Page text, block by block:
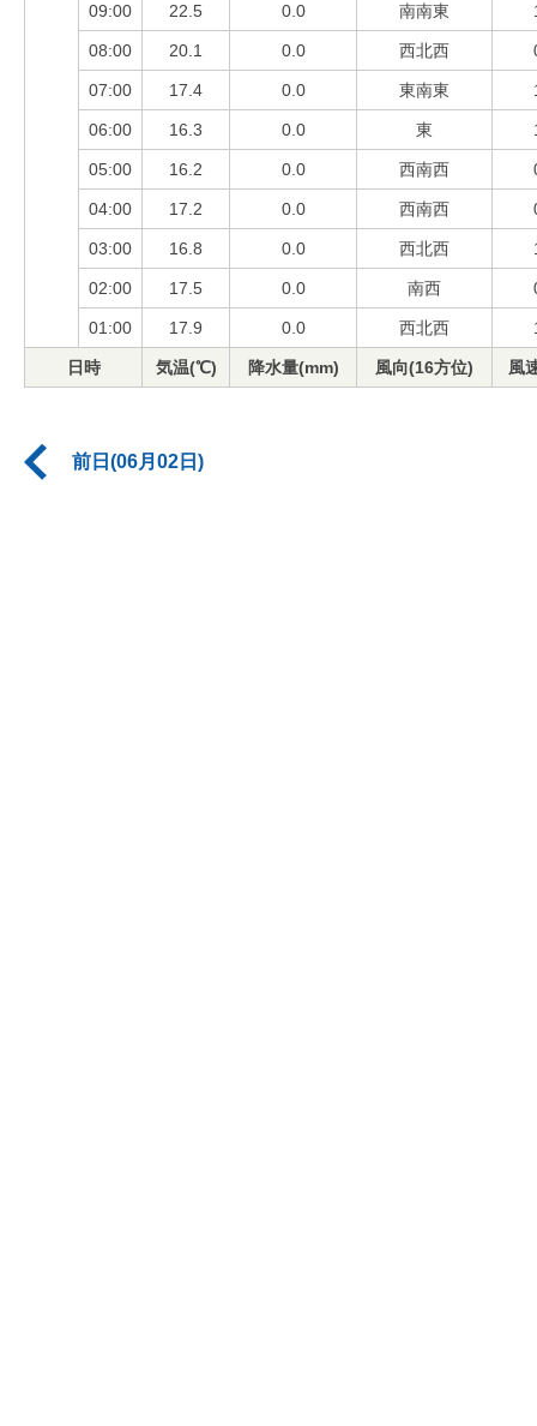
09:00 22.5 0.0 南南東
08:00 20.1 0.0 西北西
07:00 17.4 0.0 東南東
06:00 16.3 0.0 東
05:00 16.2 0.0 西南西
04:00 17.2 0.0 西南西
03:00 16.8 0.0 西北西
02:00 17.5 0.0 南西
01:00 17.9 0.0 西北西
日時 気温(℃) 降水量(mm) 風向(16方位) 風
前日(06月02日)